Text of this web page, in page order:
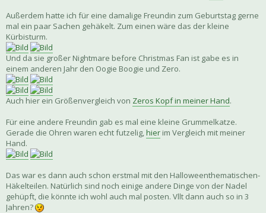
Außerdem hatte ich für eine damalige Freundin zum Geburtstag gerne
mal ein paar Sachen gehäkelt. Zum einen wäre das der kleine
Kürbisturm.
Und da sie großer Nightmare before Christmas Fan ist gabe es in
einem anderen Jahr den Oogie Boogie und Zero.
Auch hier ein Größenvergleich von Zeros Kopf in meiner Hand.
Für eine andere Freundin gab es mal eine kleine Grummelkatze.
Gerade die Ohren waren echt futzelig, hier im Vergleich mit meiner
Hand.
Das war es dann auch schon erstmal mit den Halloweenthematischen-
Häkelteilen. Natürlich sind noch einige andere Dinge von der Nadel
gehüpft, die könnte ich wohl auch mal posten. Vllt dann auch so in 3
Jahren?